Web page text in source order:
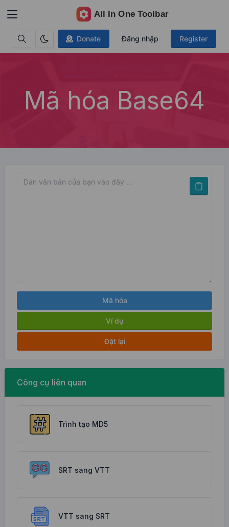
Donate Đăng nhập Register
Mã hóa Base64
Mã hóa
Ví dụ
Đặt lại
Công cụ liên quan
Trình tạo MD5
SRT sang VTT
VTT sang SRT